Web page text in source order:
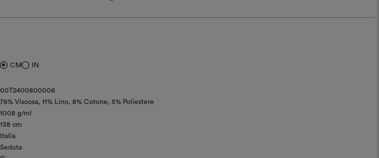
CM IN
00T2400800006
76% Viscosa 11% Lino 8% Cotone
5% Poliestere
1008 g/ml
138 cm
Italia
Seduta